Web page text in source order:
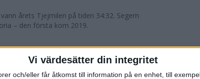
Vi värdesätter din integritet
och/eller får åtkomst till information på en enhet, till
årets Tjejmilen på tiden 34:32. Segern
– den första kom 2019.
12 år i rekordstort adidas